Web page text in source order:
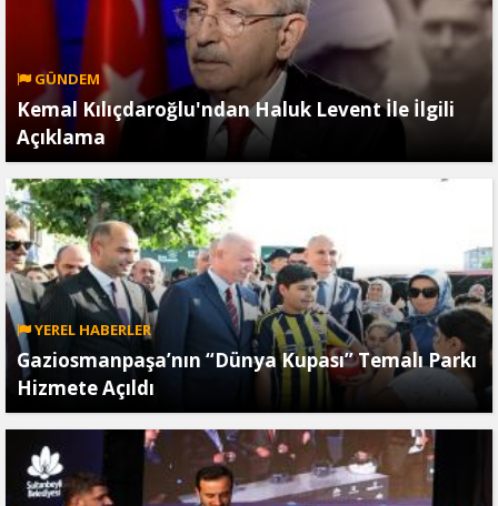
GÜNDEM
Kemal Kılıçdaroğlu'ndan Haluk Levent İle İlgili
Açıklama
YEREL HABERLER
Gaziosmanpaşa’nın “Dünya Kupası” Temalı Parkı
Hizmete Açıldı